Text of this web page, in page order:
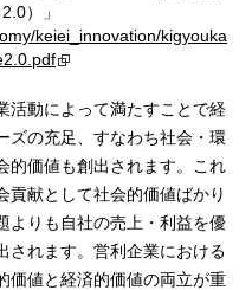
）」
keiei_innovation/kigyouka
活動によって満たすことで経
ズの充足、すなわち社会・環
的価値も創出されます。これ
貢献として社会的価値ばかり
よりも自社の売上・利益を優
されます。営利企業における
価値と経済的価値の両立が重